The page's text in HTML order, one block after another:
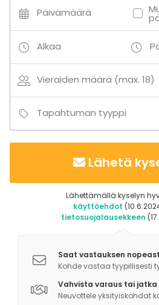
Lisätietoa palveluista ja
Kokoustekniikkaa ei ole
mahdollista vuokrata
Lisätietoa aktiviteeteista
Saunoista pääsee
vuoden – talvikaudella myös
avantouintimahdollisuus!
aktiviteeteista!
Päivämäärä
Alkaa
Vieraiden määrä (max. 18)
Tapahtuman tyyppi
Lähetä
Lähettämällä kyselyn
käyttöehdot
tietosuojalausekkeen
Saat vastauksen
Kohde vastaa tyypillisesti
Vahvista varaus tai jatka
Neuvottele yksityiskohdat